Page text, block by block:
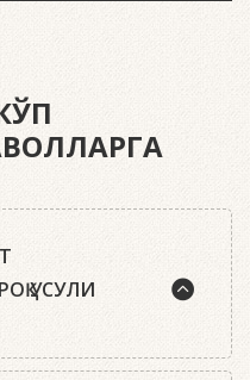
УСУЛИ